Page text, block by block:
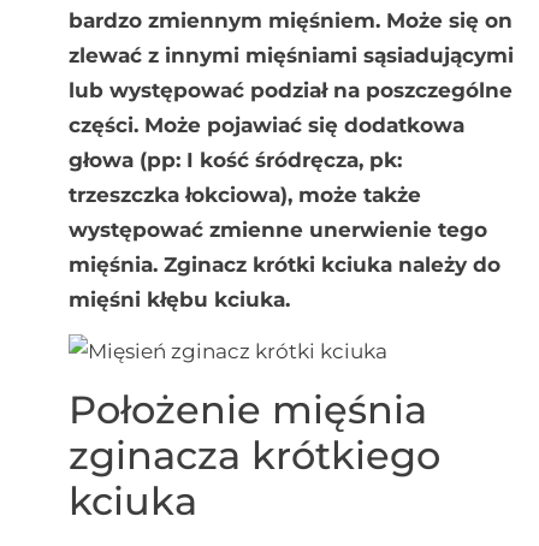
bardzo zmiennym mięśniem. Może się on
zlewać z innymi mięśniami sąsiadującymi
lub występować podział na poszczególne
części. Może pojawiać się dodatkowa
głowa (pp: I kość śródręcza, pk:
trzeszczka łokciowa), może także
występować zmienne unerwienie tego
mięśnia. Zginacz krótki kciuka należy do
mięśni kłębu kciuka.
Położenie mięśnia
zginacza krótkiego
kciuka